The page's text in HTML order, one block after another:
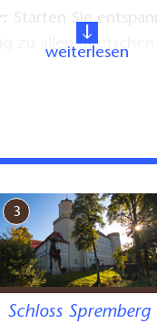
Starten Sie
zu allen deutschen
steht Ihnen rund
zu erfüllen.
weiterlesen
3
Schloss Spremberg